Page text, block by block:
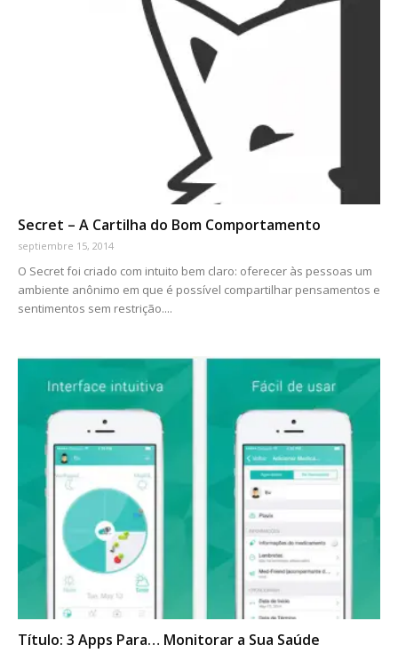
Secret – A Cartilha do Bom Comportamento
septiembre 15, 2014
O Secret foi criado com intuito bem claro: oferecer às pessoas um
ambiente anônimo em que é possível compartilhar pensamentos e
sentimentos sem restrição....
Título: 3 Apps Para… Monitorar a Sua Saúde